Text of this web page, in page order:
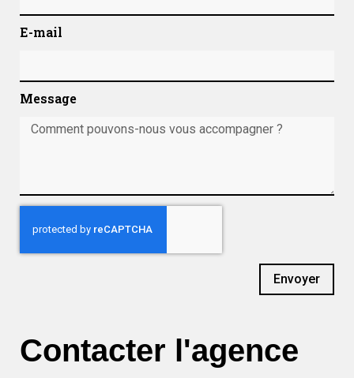
Contacter l'agence
E-mail
Message
Envoyer